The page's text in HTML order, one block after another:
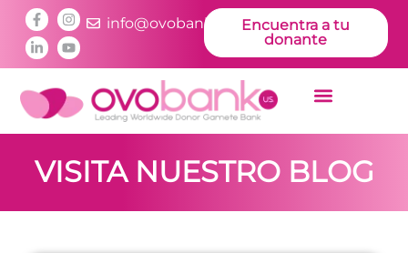
info@ovobankus.comEncuentra a tu
donante
VISITA NUESTRO BLOG